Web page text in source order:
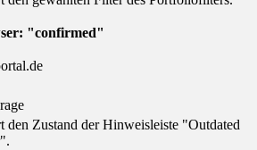
"confirmed"
den Zustand der Hinweisleiste "Outdated